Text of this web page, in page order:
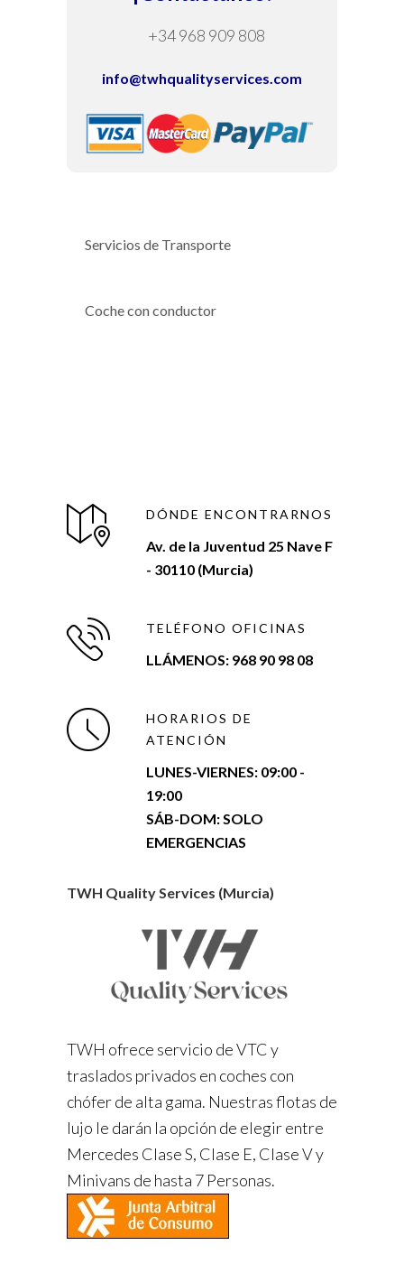
+34 968 909 808
info@twhqualityservices.com
Servicios de Transporte
Coche con conductor
DÓNDE ENCONTRARNOS
Av. de la Juventud 25 Nave F
- 30110 (Murcia)
TELÉFONO OFICINAS
LLÁMENOS: 968 90 98 08
HORARIOS DE
ATENCIÓN
LUNES-VIERNES: 09:00 -
19:00
SÁB-DOM: SOLO
EMERGENCIAS
TWH Quality Services (Murcia)
TWH ofrece servicio de VTC y
traslados privados en coches con
chófer de alta gama. Nuestras flotas de
lujo le darán la opción de elegir entre
Mercedes Clase S, Clase E, Clase V y
Minivans de hasta 7 Personas.